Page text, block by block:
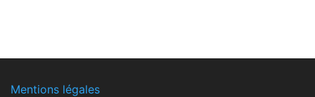
Mentions légales